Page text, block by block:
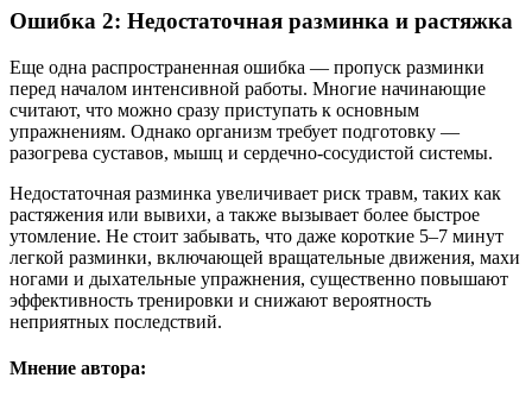
Ошибка 2: Недостаточная разминка и растяжка
Еще одна распространенная ошибка — пропуск разминки
перед началом интенсивной работы. Многие начинающие
считают, что можно сразу приступать к основным
упражнениям. Однако организм требует подготовку —
разогрева суставов, мышц и сердечно-сосудистой системы.
Недостаточная разминка увеличивает риск травм, таких как
растяжения или вывихи, а также вызывает более быстрое
утомление. Не стоит забывать, что даже короткие 5–7 минут
легкой разминки, включающей вращательные движения, махи
ногами и дыхательные упражнения, существенно повышают
эффективность тренировки и снижают вероятность
неприятных последствий.
Мнение автора: